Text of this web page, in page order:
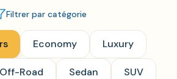
Filtrer par catégorie
Economy Luxury
Off-Road Sedan SUV